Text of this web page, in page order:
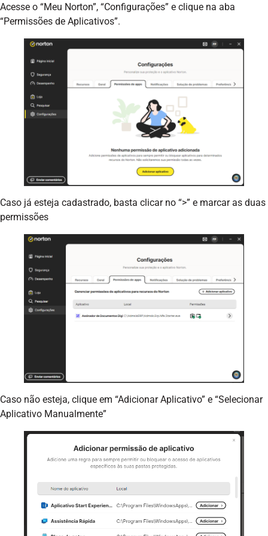
Acesse o “Meu Norton”, “Configurações” e clique na aba
“Permissões de Aplicativos”.
Caso já esteja cadastrado, basta clicar no “>” e marcar as duas
permissões
Caso não esteja, clique em “Adicionar Aplicativo” e “Selecionar
Aplicativo Manualmente”